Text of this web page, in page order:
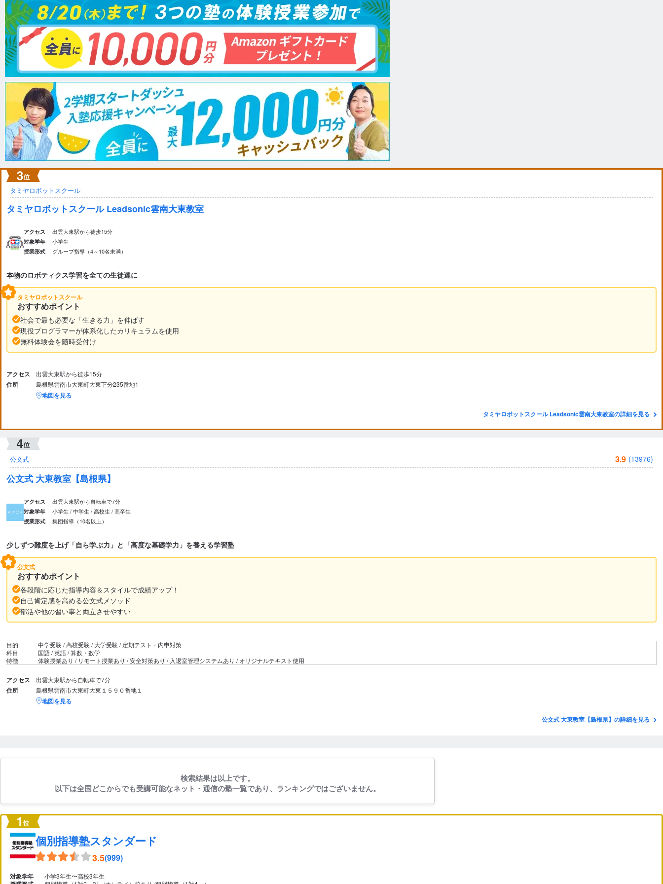
タミヤロボットスクール
タミヤロボットスクール Leadsonic雲南大東教室
アクセス 出雲大東駅から徒歩15分
対象学年 小学生
授業形式 グループ指導（4～10名未満）
本物のロボティクス学習を全ての生徒達に
タミヤロボットスクール
おすすめポイント
社会で最も必要な「生きる力」を伸ばす
現役プログラマーが体系化したカリキュラムを使用
無料体験会を随時受付け
アクセス 出雲大東駅から徒歩15分
住所 島根県雲南市大東町大東下分235番地1
地図を見る
タミヤロボットスクール Leadsonic雲南大東教室の詳細を見る
公文式 3.9 (13976)
公文式 大東教室【島根県】
アクセス 出雲大東駅から自転車で7分
対象学年 小学生 / 中学生 / 高校生 / 高卒生
授業形式 集団指導（10名以上）
少しずつ難度を上げ「自ら学ぶ力」と「高度な基礎学力」を養える学習塾
公文式
おすすめポイント
各段階に応じた指導内容＆スタイルで成績アップ！
自己肯定感を高める公文式メソッド
部活や他の習い事と両立させやすい
目的
中学受験 / 高校受験 / 大学受験 / 定期テスト・内申対策
科目
国語 / 英語 / 算数・数学
特徴
体験授業あり / リモート授業あり / 安全対策あり / 入退室管理システムあり / オリジナルテキスト使用
アクセス 出雲大東駅から自転車で7分
住所 島根県雲南市大東町大東１５９０番地１
地図を見る
公文式 大東教室【島根県】の詳細を見る
検索結果は以上です。
以下は全国どこからでも受講可能なネット・通信の塾一覧であり、ランキングではございません。
個別指導塾スタンダード
3.5(999)
対象学年 小学3年生〜高校3年生